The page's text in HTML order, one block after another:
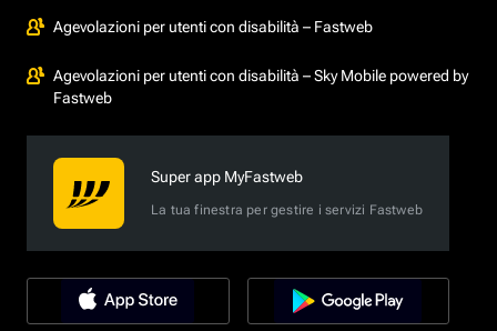
Agevolazioni per utenti con disabilità – Fastweb
Agevolazioni per utenti con disabilità – Sky Mobile powered by
Fastweb
Super app MyFastweb
La tua finestra per gestire i servizi Fastweb